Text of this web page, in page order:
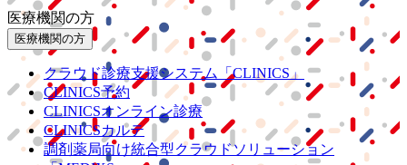
医療機関の方
医療機関の方
クラウド診療支援システム
「CLINICS」
CLINICS予約
CLINICSオンライン診療
CLINICSカルテ
調剤薬局向け統合型クラウドソリューション